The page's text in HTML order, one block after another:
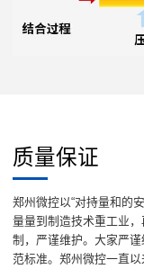
质量保证
郑州微控以“对持量和的
量量到制造技术重工业
制，严谨维护。大家严
范标准。郑州微控一直以